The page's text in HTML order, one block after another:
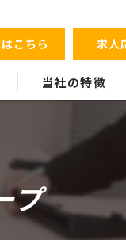
こちら 求人
当社の特徴
施設
身辺警護
プ